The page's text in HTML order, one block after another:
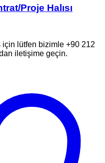
Proje Halısı
için lütfen bizimle +90 212
iletişime geçin.